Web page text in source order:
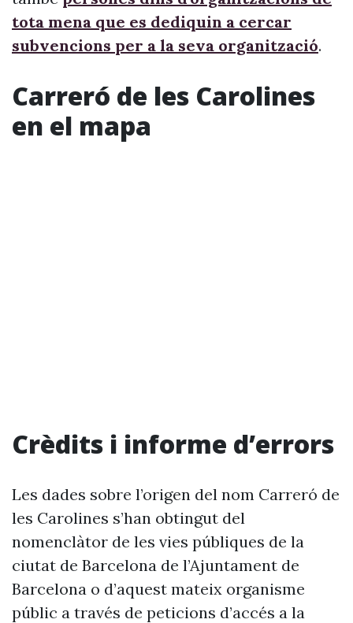
tota mena que es dediquin a cercar
subvencions per a la seva organització.
Carreró de les Carolines
en el mapa
Crèdits i informe d’errors
Les dades sobre l’origen del nom Carreró de
les Carolines s’han obtingut del
nomenclàtor de les vies públiques de la
ciutat de Barcelona de l’Ajuntament de
Barcelona o d’aquest mateix organisme
públic a través de peticions d’accés a la